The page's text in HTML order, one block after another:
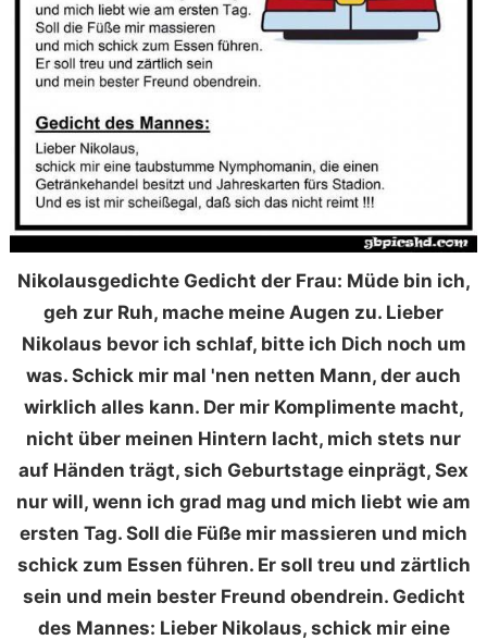
Nikolausgedichte Gedicht der Frau: Müde bin ich,
geh zur Ruh, mache meine Augen zu. Lieber
Nikolaus bevor ich schlaf, bitte ich Dich noch um
was. Schick mir mal 'nen netten Mann, der auch
wirklich alles kann. Der mir Komplimente macht,
nicht über meinen Hintern lacht, mich stets nur
auf Händen trägt, sich Geburtstage einprägt, Sex
nur will, wenn ich grad mag und mich liebt wie am
ersten Tag. Soll die Füße mir massieren und mich
schick zum Essen führen. Er soll treu und zärtlich
sein und mein bester Freund obendrein. Gedicht
des Mannes: Lieber Nikolaus, schick mir eine